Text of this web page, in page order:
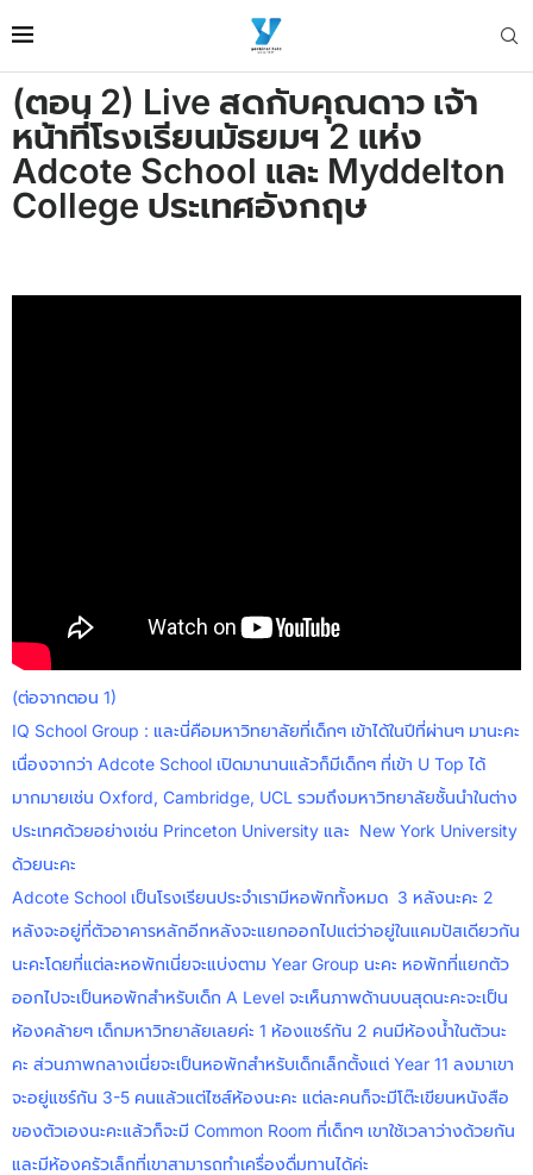
(ตอน 2) Live สดกับคุณดาว เจ้า
หน้าที่โรงเรียนมัธยมฯ 2 แห่ง
Adcote School และ Myddelton
College ประเทศอังกฤษ
(ต่อจากตอน 1)
IQ School Group : และนี่คือมหาวิทยาลัยที่เด็กๆ เข้าได้ในปีที่ผ่านๆ มานะคะ
เนื่องจากว่า Adcote School เปิดมานานแล้วก็มีเด็กๆ ที่เข้า U Top ได้
มากมายเช่น Oxford, Cambridge, UCL รวมถึงมหาวิทยาลัยชั้นนำในต่าง
ประเทศด้วยอย่างเช่น Princeton University และ New York University
ด้วยนะคะ
Adcote School เป็นโรงเรียนประจำเรามีหอพักทั้งหมด 3 หลังนะคะ 2
หลังจะอยู่ที่ตัวอาคารหลักอีกหลังจะแยกออกไปแต่ว่าอยู่ในแคมปัสเดียวกัน
นะคะโดยที่แต่ละหอพักเนี่ยจะแบ่งตาม Year Group นะคะ หอพักที่แยกตัว
ออกไปจะเป็นหอพักสำหรับเด็ก A Level จะเห็นภาพด้านบนสุดนะคะจะเป็น
ห้องคล้ายๆ เด็กมหาวิทยาลัยเลยค่ะ 1 ห้องแชร์กัน 2 คนมีห้องน้ำในตัวนะ
คะ ส่วนภาพกลางเนี่ยจะเป็นหอพักสำหรับเด็กเล็กตั้งแต่ Year 11 ลงมาเขา
จะอยู่แชร์กัน 3-5 คนแล้วแต่ไซส์ห้องนะคะ แต่ละคนก็จะมีโต๊ะเขียนหนังสือ
ของตัวเองนะคะแล้วก็จะมี Common Room ที่เด็กๆ เขาใช้เวลาว่างด้วยกัน
และมีห้องครัวเล็กที่เขาสามารถทำเครื่องดื่มทานได้ค่ะ